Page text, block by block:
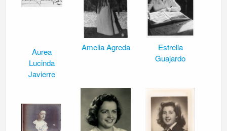
Aurea
Lucinda
Javierre
Amelia Agreda
Estrella
Guajardo